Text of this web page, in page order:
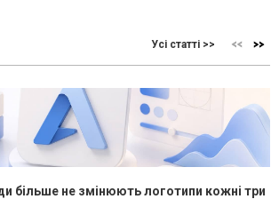
Усі статті >>
більше не змінюють логотипи кожні три